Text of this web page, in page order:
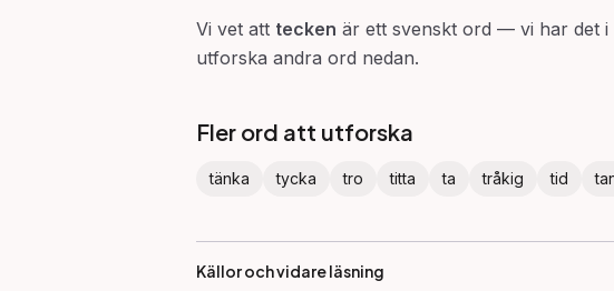
Vi vet att tecken är ett svenskt ord — vi har det i
utforska andra ord nedan.
Fler ord att utforska
tänka tycka tro titta ta tråkig tid
Källor och vidare läsning